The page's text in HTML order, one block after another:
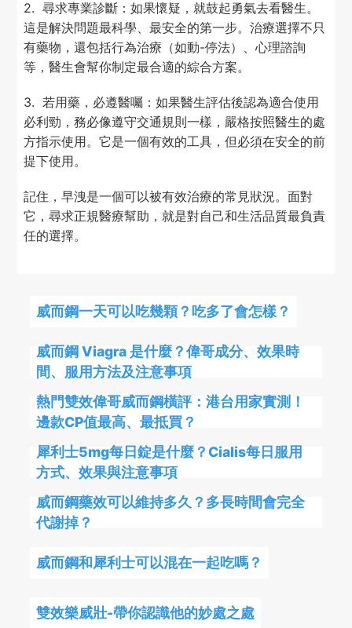
2. 尋求專業診斷：如果懷疑，就鼓起勇氣去看醫生。
這是解決問題最科學、最安全的第一步。治療選擇不只
有藥物，還包括行為治療（如動-停法）、心理諮詢
等，醫生會幫你制定最合適的綜合方案。
3. 若用藥，必遵醫囑：如果醫生評估後認為適合使用
必利勁，務必像遵守交通規則一樣，嚴格按照醫生的處
方指示使用。它是一個有效的工具，但必須在安全的前
提下使用。
記住，早洩是一個可以被有效治療的常見狀況。面對
它，尋求正規醫療幫助，就是對自己和生活品質最負責
任的選擇。
威而鋼一天可以吃幾顆？吃多了會怎樣？
威而鋼 Viagra 是什麼？偉哥成分、效果時
間、服用方法及注意事項
熱門雙效偉哥威而鋼橫評：港台用家實測！
邊款CP值最高、最抵買？
犀利士5mg每日錠是什麼？Cialis每日服用
方式、效果與注意事項
威而鋼藥效可以維持多久？多長時間會完全
代謝掉？
威而鋼和犀利士可以混在一起吃嗎？
雙效樂威壯-帶你認識他的妙處之處